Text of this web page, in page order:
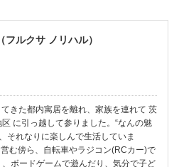
フルクサ ノリハル）
きた都内寓居を離れ、家族を連れて 茨
に引っ越して参りました。“なんの魅
それなりに楽しんで生活していま
む傍ら、自転車やラジコン(RCカー)で
ボードゲームで遊んだり、気分で子ど